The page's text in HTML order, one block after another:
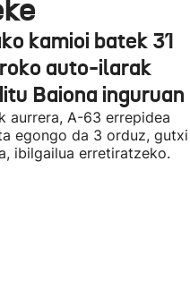
kamioi batek 31
auto-ilarak
Baiona inguruan
aurrera, A-63 errepidea
egongo da 3 orduz, gutxi
ibilgailua erretiratzeko.